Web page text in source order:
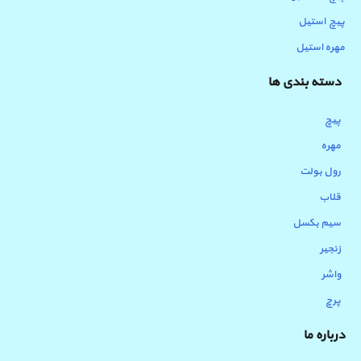
پیچ استیل
مهره استیل
دسته بندی ها
پیچ
مهره
رول بولت
قلاب
سیم بکسل
زنجیر
واشر
پرچ
درباره ما